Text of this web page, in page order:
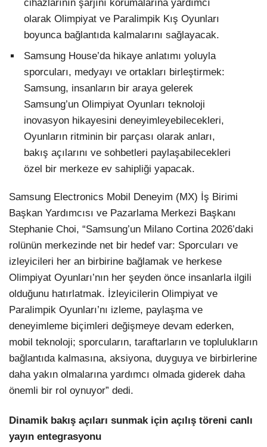
cihazlarının şarjını korumalarına yardımcı
olarak Olimpiyat ve Paralimpik Kış Oyunları
boyunca bağlantıda kalmalarını sağlayacak.
Samsung House’da hikaye anlatımı yoluyla
sporcuları, medyayı ve ortakları birleştirmek:
Samsung, insanların bir araya gelerek
Samsung’un Olimpiyat Oyunları teknoloji
inovasyon hikayesini deneyimleyebilecekleri,
Oyunların ritminin bir parçası olarak anları,
bakış açılarını ve sohbetleri paylaşabilecekleri
özel bir merkeze ev sahipliği yapacak.
Samsung Electronics Mobil Deneyim (MX) İş Birimi
Başkan Yardımcısı ve Pazarlama Merkezi Başkanı
Stephanie Choi, “Samsung’un Milano Cortina 2026’daki
rolünün merkezinde net bir hedef var: Sporcuları ve
izleyicileri her an birbirine bağlamak ve herkese
Olimpiyat Oyunları’nın her şeyden önce insanlarla ilgili
olduğunu hatırlatmak. İzleyicilerin Olimpiyat ve
Paralimpik Oyunları’nı izleme, paylaşma ve
deneyimleme biçimleri değişmeye devam ederken,
mobil teknoloji; sporcuların, taraftarların ve toplulukların
bağlantıda kalmasına, aksiyona, duyguya ve birbirlerine
daha yakın olmalarına yardımcı olmada giderek daha
önemli bir rol oynuyor” dedi.
Dinamik bakış açıları sunmak için açılış töreni canlı
yayın entegrasyonu